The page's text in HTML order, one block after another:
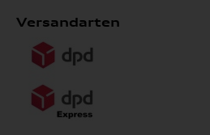
Versandarten